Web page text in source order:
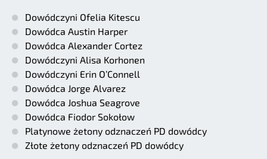
Dowódczyni Ofelia Kitescu
Dowódca Austin Harper
Dowódca Alexander Cortez
Dowódczyni Alisa Korhonen
Dowódczyni Erin O’Connell
Dowódca Jorge Alvarez
Dowódca Joshua Seagrove
Dowódca Fiodor Sokołow
Platynowe żetony odznaczeń PD dowódcy
Złote żetony odznaczeń PD dowódcy